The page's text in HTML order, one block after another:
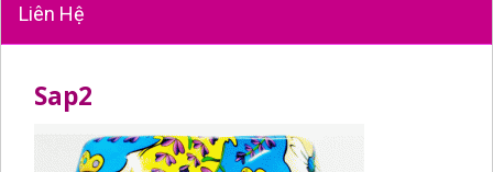
Liên Hệ
Sap2